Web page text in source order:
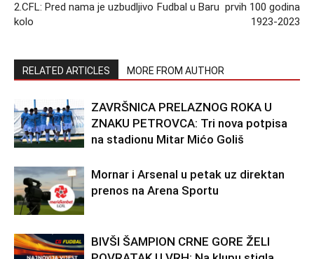
2.CFL: Pred nama je uzbudljivo
kolo
Fudbal u Baru prvih 100 godina
1923-2023
RELATED ARTICLES MORE FROM AUTHOR
ZAVRŠNICA PRELAZNOG ROKA U
ZNAKU PETROVCA: Tri nova potpisa
na stadionu Mitar Mićo Goliš
Mornar i Arsenal u petak uz direktan
prenos na Arena Sportu
BIVŠI ŠAMPION CRNE GORE ŽELI